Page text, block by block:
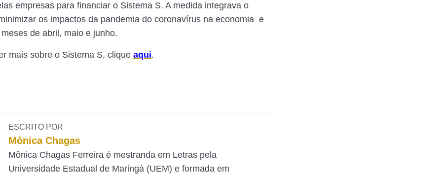
empresas para financiar o Sistema S. A medida integrava o
os impactos da pandemia do coronavírus na economia e
de abril, maio e junho.
mais sobre o Sistema S, clique aqui.
ESCRITO POR
Mônica Chagas
Mônica Chagas Ferreira é mestranda em Letras pela
Universidade Estadual de Maringá (UEM) e formada em